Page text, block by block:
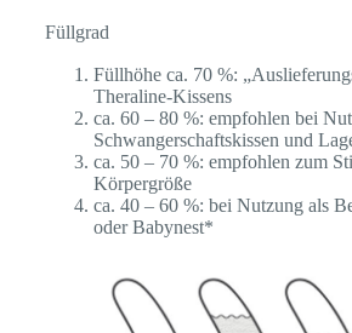
Füllgrad
Füllhöhe ca. 70 %:
Theraline-Kissens
ca. 60 – 80 %: empfohlen bei
Schwangerschaftskissen und
ca. 50 – 70 %: empfohlen zum
Körpergröße
ca. 40 – 60 %: bei Nutzung als
oder Babynest*